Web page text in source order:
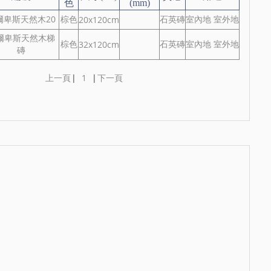
色 (mm)
卑斯天然木20 棕色20x120cm 石英磚室內地 室外地
卑斯天然木梯
磚
棕色32x120cm 石英磚室內地 室外地
上一頁 | 1 | 下一頁